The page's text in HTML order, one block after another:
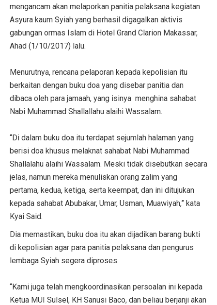
mengancam akan melaporkan panitia pelaksana kegiatan
Asyura kaum Syiah yang berhasil digagalkan aktivis
gabungan ormas Islam di Hotel Grand Clarion Makassar,
Ahad (1/10/2017) lalu.
Menurutnya, rencana pelaporan kepada kepolisian itu
berkaitan dengan buku doa yang disebar panitia dan
dibaca oleh para jamaah, yang isinya menghina sahabat
Nabi Muhammad Shallallahu alaihi Wassalam.
“Di dalam buku doa itu terdapat sejumlah halaman yang
berisi doa khusus melaknat sahabat Nabi Muhammad
Shallalahu alaihi Wassalam. Meski tidak disebutkan secara
jelas, namun mereka menuliskan orang zalim yang
pertama, kedua, ketiga, serta keempat, dan ini ditujukan
kepada sahabat Abubakar, Umar, Usman, Muawiyah,” kata
Kyai Said.
Dia memastikan, buku doa itu akan dijadikan barang bukti
di kepolisian agar para panitia pelaksana dan pengurus
lembaga Syiah segera diproses.
“Kami juga telah mengkoordinasikan persoalan ini kepada
Ketua MUI Sulsel, KH Sanusi Baco, dan beliau berjanji akan